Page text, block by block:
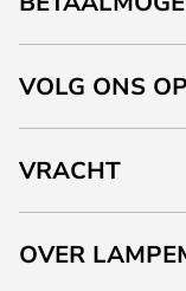
VOLG ONS OP
VRACHT
OVER